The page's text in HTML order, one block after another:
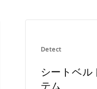
Detect
シートベル
テム